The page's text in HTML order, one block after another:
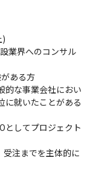
)
業界へのコンサル
ある方
的な事業会社におい
に就いたことがある
としてプロジェクト
注までを主体的に